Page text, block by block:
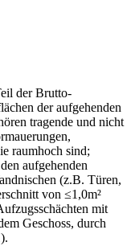
der Brutto-
der aufgehenden
tragende und nicht
raumhoch sind;
aufgehenden
(z.B. Türen,
von ≤1,0m²
mit
Geschoss, durch